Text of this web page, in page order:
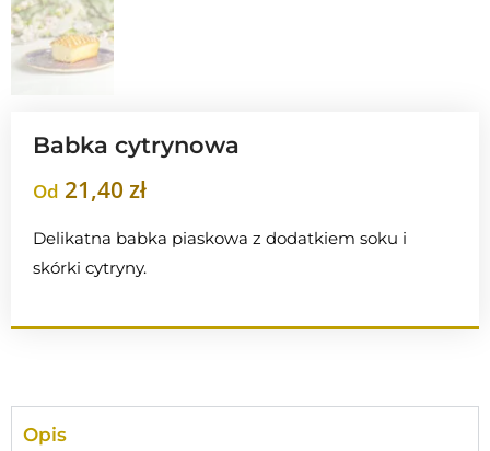
Babka cytrynowa
Od 21,40 zł
Delikatna babka piaskowa z dodatkiem soku i
skórki cytryny.
Opis